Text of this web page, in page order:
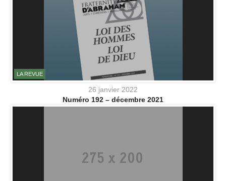
LA REVUE
26 janvier 2022
Numéro 192 – décembre 2021